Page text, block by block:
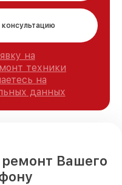
на
техники
на
данных
ремонт Вашего